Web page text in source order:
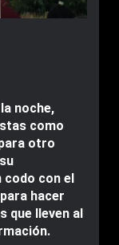
noche,
como
otro
con el
hacer
que lleven al